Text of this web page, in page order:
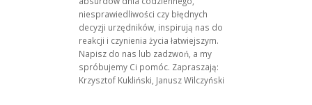
niesprawiedliwości czy błędnych
decyzji urzędników, inspirują nas do
reakcji i czynienia życia łatwiejszym.
Napisz do nas lub zadzwoń, a my
spróbujemy Ci pomóc. Zapraszają:
Krzysztof Kukliński, Janusz Wilczyński